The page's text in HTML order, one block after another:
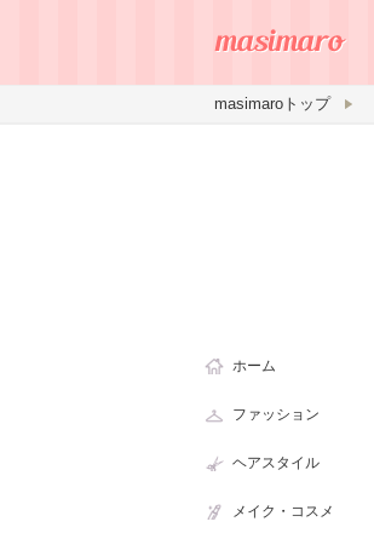
masimaroトップ
ホーム
ファッション
ヘアスタイル
メイク・コスメ